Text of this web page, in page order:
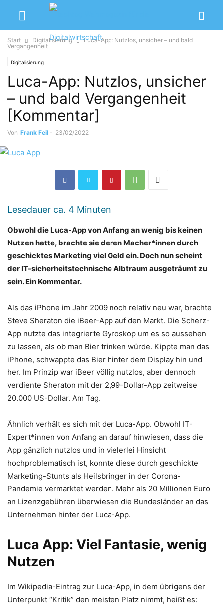
Start Digitalisierung
Luca-App: Nutzlos, unsicher – und bald
Vergangenheit
Digitalisierung
Luca-App: Nutzlos, unsicher
– und bald Vergangenheit
[Kommentar]
Von Frank Feil - 23/02/2022
Lesedauer ca. 4 Minuten
Obwohl die Luca-App von Anfang an wenig bis keinen
Nutzen hatte, brachte sie deren Macher*innen durch
geschicktes Marketing viel Geld ein. Doch nun scheint
der IT-sicherheitstechnische Albtraum ausgeträumt zu
sein. Ein Kommentar.
Als das iPhone im Jahr 2009 noch relativ neu war, brachte
Steve Sheraton die iBeer-App auf den Markt. Die Scherz-
App nutzte das integrierte Gyroskop um es so aussehen
zu lassen, als ob man Bier trinken würde. Kippte man das
iPhone, schwappte das Bier hinter dem Display hin und
her. Im Prinzip war iBeer völlig nutzlos, aber dennoch
verdiente Sheraton mit der 2,99-Dollar-App zeitweise
20.000 US-Dollar. Am Tag.
Ähnlich verhält es sich mit der Luca-App. Obwohl IT-
Expert*innen von Anfang an darauf hinwiesen, dass die
App gänzlich nutzlos und in vielerlei Hinsicht
hochproblematisch ist, konnte diese durch geschickte
Marketing-Stunts als Heilsbringer in der Corona-
Pandemie vermarktet werden. Mehr als 20 Millionen Euro
an Lizenzgebühren überwiesen die Bundesländer an das
Unternehmen hinter der Luca-App.
Luca App: Viel Fantasie, wenig
Nutzen
Im Wikipedia-Eintrag zur Luca-App, in dem übrigens der
Unterpunkt “Kritik” den meisten Platz nimmt, heißt es: